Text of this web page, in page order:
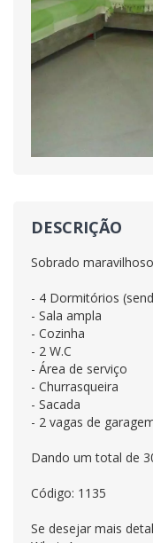
DESCRIÇÃO
Sobrado
- 4 Dormitórios
- Sala ampla
- Cozinha
- 2 W.C
- Área de serviço
- Churrasqueira
- Sacada
- 2 vagas de
Dando um total de
Código: 1135
Se desejar mais